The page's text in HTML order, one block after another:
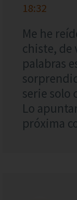
18:32
Me he
chiste, de
palabras
serie solo
Lo
próxima